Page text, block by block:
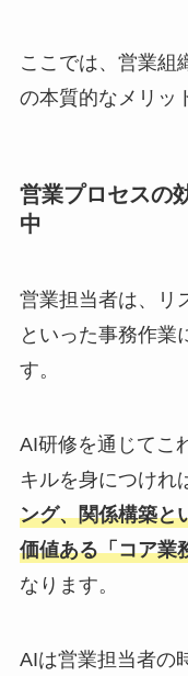
ここでは、営業組
の本質的なメリッ
営業プロセスの
中
営業担当者は、リ
といった事務作業
す。
AI研修を通じてこ
キルを身につけれ
ング、関係構築と
価値ある「コア業
なります。
AIは営業担当者の